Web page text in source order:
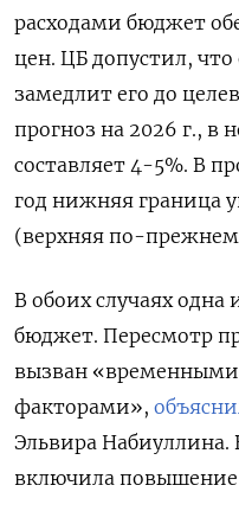
расходами бюджет
цен. ЦБ допустил,
замедлит его до
прогноз на 2026 г., в
составляет 4-5%. В
год нижняя граница
(верхняя по-
В обоих случаях
бюджет. Пересмотр
вызван
факторами»,
Эльвира Набиуллина.
включила повышение